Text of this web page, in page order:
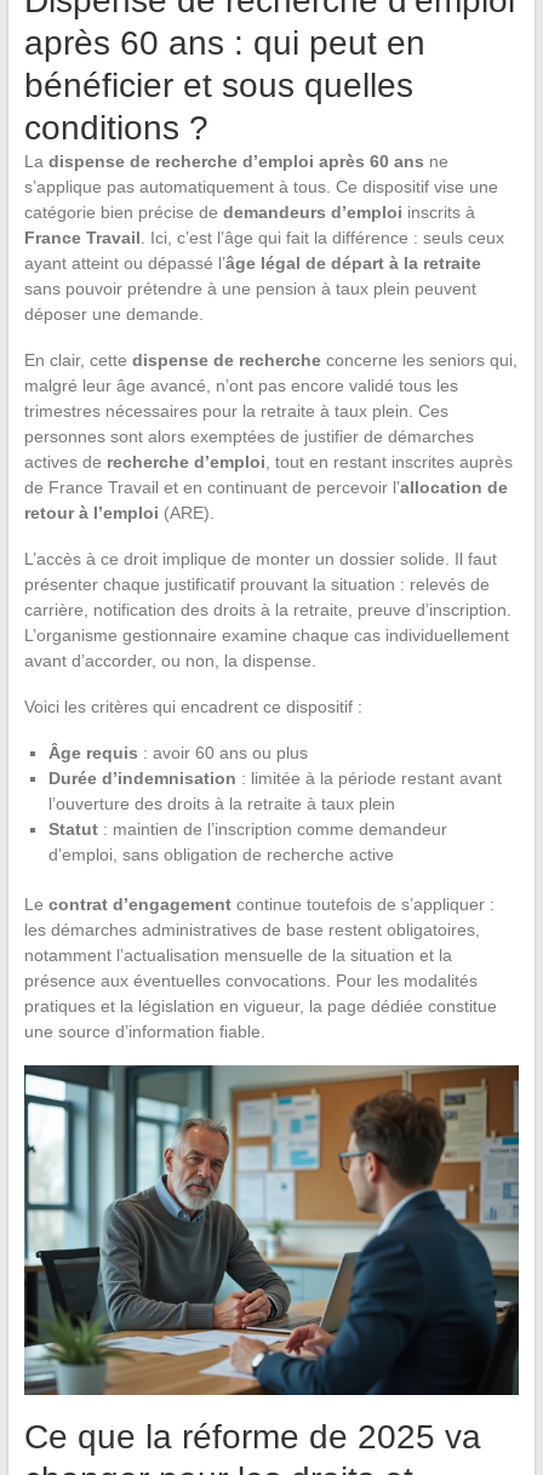
après 60 ans : qui peut en
bénéficier et sous quelles
conditions ?
La dispense de recherche d’emploi après 60 ans ne
s’applique pas automatiquement à tous. Ce dispositif vise une
catégorie bien précise de demandeurs d’emploi inscrits à
France Travail . Ici, c’est l’âge qui fait la différence : seuls ceux
ayant atteint ou dépassé l’âge légal de départ à la retraite
sans pouvoir prétendre à une pension à taux plein peuvent
déposer une demande.
En clair, cette dispense de rechercheconcerne les seniors qui,
malgré leur âge avancé, n’ont pas encore validé tous les
trimestres nécessaires pour la retraite à taux plein. Ces
personnes sont alors exemptées de justifier de démarches
actives de recherche d’emploi , tout en restant inscrites auprès
de France Travail et en continuant de percevoir l’allocation de
retour à l’emploi (ARE).
L’accès à ce droit implique de monter un dossier solide. Il faut
présenter chaque justificatif prouvant la situation : relevés de
carrière, notification des droits à la retraite, preuve d’inscription.
L’organisme gestionnaire examine chaque cas individuellement
avant d’accorder, ou non, la dispense.
Voici les critères qui encadrent ce dispositif :
Âge requis : avoir 60 ans ou plus
Durée d’indemnisation : limitée à la période restant avant
l’ouverture des droits à la retraite à taux plein
Statut: maintien de l’inscription comme demandeur
d’emploi, sans obligation de recherche active
Le contrat d’engagementcontinue toutefois de s’appliquer :
les démarches administratives de base restent obligatoires,
notamment l’actualisation mensuelle de la situation et la
présence aux éventuelles convocations. Pour les modalités
pratiques et la législation en vigueur, la page dédiée constitue
une source d’information fiable.
Ce que la réforme de 2025 va